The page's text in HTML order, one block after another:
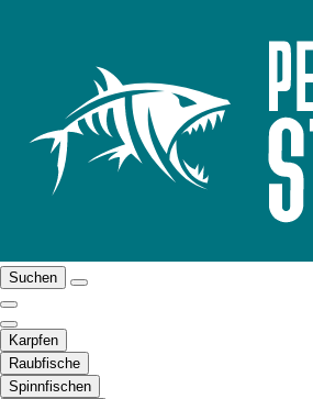
Suchen
Karpfen
Raubfische
Spinnfischen